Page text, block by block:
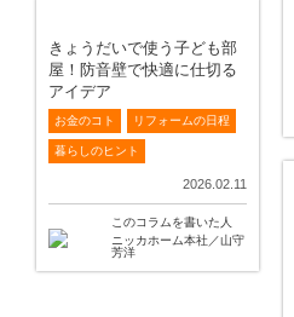
きょうだいで使う子ども部
屋！防音壁で快適に仕切る
アイデア
お金のコト リフォームの日程
暮らしのヒント
2026.02.11
このコラムを書いた人
ニッカホーム本社／山守
芳洋